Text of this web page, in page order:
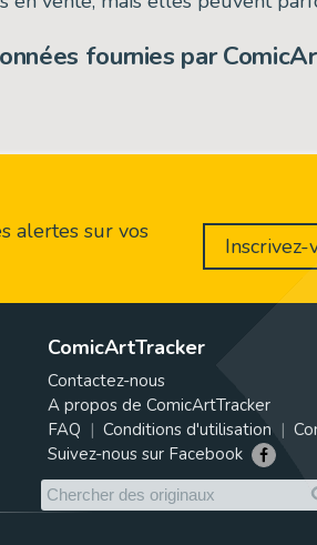
fournies par
alertes sur vos
ComicArtTracker
Contactez-nous
A propos de ComicArtTracker
FAQ
Conditions d'utilisation
Suivez-nous sur Facebook